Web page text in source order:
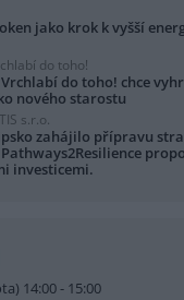
jako krok k vyšší
do toho!
do toho! chce
nového starostu
s.r.o.
zahájilo přípravu
investicemi.
14:00 - 15:00